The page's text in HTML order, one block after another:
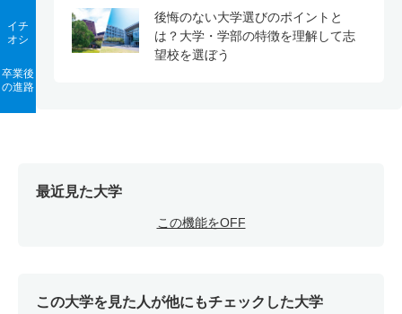
イチ
オシ
卒業後
の進路
後悔のない大学選びのポイントと
は？大学・学部の特徴を理解して志
望校を選ぼう
最近見た大学
この機能をOFF
この大学を見た人が他にもチェックした大学